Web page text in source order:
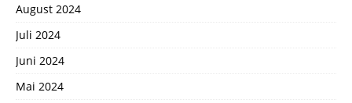
August 2024
Juli 2024
Juni 2024
Mai 2024